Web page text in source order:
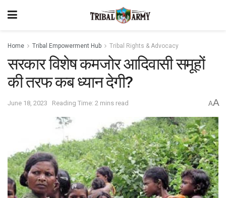
Home Tribal Empowerment Hub Tribal Rights & Advocacy
सरकार विशेष कमजोर आदिवासी समूहों
की तरफ कब ध्यान देगी?
June 18, 2023 Reading Time: 2 mins read AA